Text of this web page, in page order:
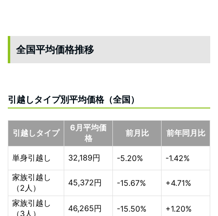
全国平均価格推移
引越しタイプ別平均価格（全国）
引越しタイプ
6月平均価
格
前月比 前年同月比
単身引越し 32,189円 -5.20%
-1.42%
家族引越し
（2人）
45,372円 -15.67% +4.71%
家族引越し
（3人）
46,265円 -15.50% +1.20%